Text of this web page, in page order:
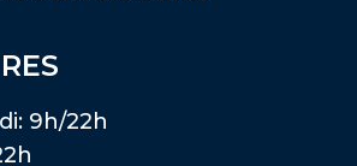
9h/22h